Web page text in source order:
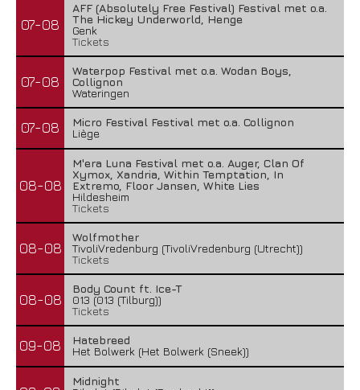
07-08
AFF (Absolutely Free Festival) Festival met o.a.
The Hickey Underworld, Henge
Genk
Tickets
07-08
Waterpop Festival met o.a. Wodan Boys,
Collignon
Wateringen
07-08
Micro Festival Festival met o.a. Collignon
Liège
08-08
M'era Luna Festival met o.a. Auger, Clan Of
Xymox, Xandria, Within Temptation, In
Extremo, Floor Jansen, White Lies
Hildesheim
Tickets
08-08
Wolfmother
TivoliVredenburg (TivoliVredenburg (Utrecht))
Tickets
08-08
Body Count ft. Ice-T
013 (013 (Tilburg))
Tickets
09-08
Hatebreed
Het Bolwerk (Het Bolwerk (Sneek))
Midnight